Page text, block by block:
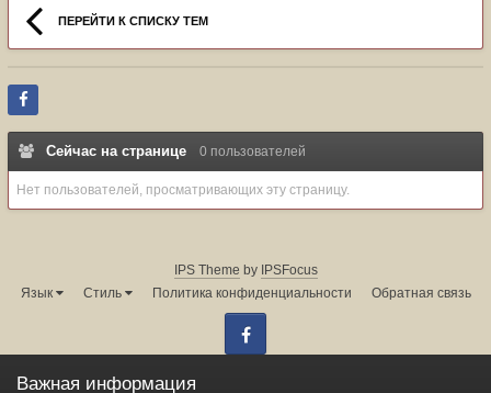
ПЕРЕЙТИ К СПИСКУ ТЕМ
Сейчас на странице 0 пользователей
Нет пользователей, просматривающих эту страницу.
IPS Theme by IPSFocus
Язык
Стиль Политика конфиденциальности Обратная связь
Администрация форума:
Важная информация